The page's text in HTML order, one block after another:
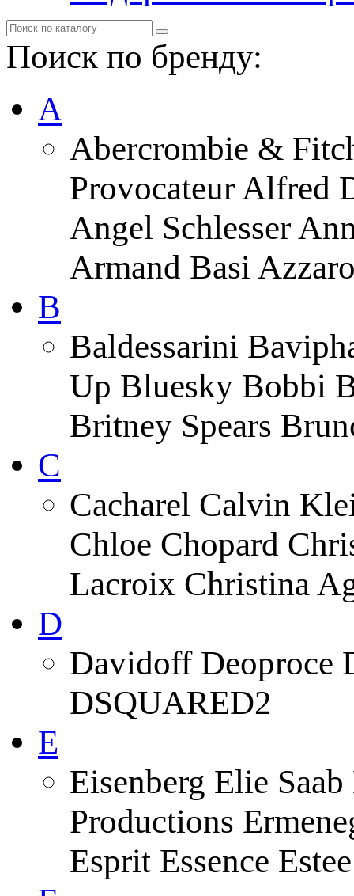
Поиск по бренду:
A
Abercrombie &
Provocateur Alfred
Angel Schlesser
Armand Basi
B
Baldessarini
Up Bluesky Bobbi
Britney Spears
C
Cacharel Calvin
Chloe Chopard
Lacroix Christina
D
Davidoff Deoproce
DSQUARED2
E
Eisenberg Elie
Productions
Esprit Essence